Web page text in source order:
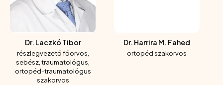
Dr. Laczkó Tibor
részlegvezető főorvos,
sebész, traumatológus,
ortopéd-traumatológus
szakorvos
Dr. Harrira M. Fahed
ortopéd szakorvos